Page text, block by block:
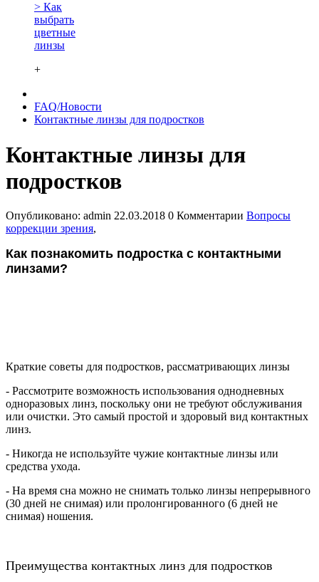
> Как
выбрать
цветные
линзы
+
FAQ/Новости
Контактные линзы для подростков
Контактные линзы для
подростков
Опубликовано: admin 22.03.2018 0 Комментарии Вопросы
коррекции зрения,
Как познакомить подростка с контактными
линзами?
Краткие советы для подростков, рассматривающих линзы
- Рассмотрите возможность использования однодневных
одноразовых линз, поскольку они не требуют обслуживания
или очистки. Это самый простой и здоровый вид контактных
линз.
- Никогда не используйте чужие контактные линзы или
средства ухода.
- На время сна можно не снимать только линзы непрерывного
(30 дней не снимая) или пролонгированного (6 дней не
снимая) ношения.
Преимущества контактных линз для подростков